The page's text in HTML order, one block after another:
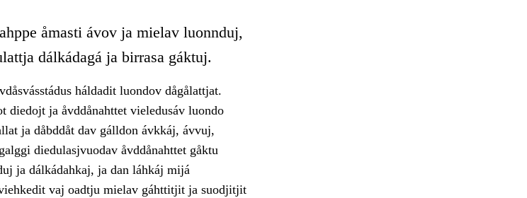
åmasti ávov ja mielav luonnduj,
dálkádagá ja birrasa gáktuj.
háldadit luondov dågålattjat.
diedojt ja åvddånahttet vieledusáv luondo
ja dåbddåt dav gálldon ávkkáj, ávvuj,
diedulasjvuodav åvddånahttet gåktu
ja dálkádahkaj, ja dan láhkáj mijá
vaj oadtju mielav gáhttitjit ja suodjitjit